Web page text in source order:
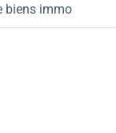
biens immo